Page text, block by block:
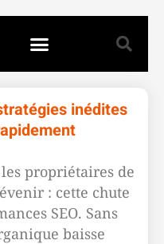
inédites
propriétaires de
: cette chute
SEO. Sans
baisse